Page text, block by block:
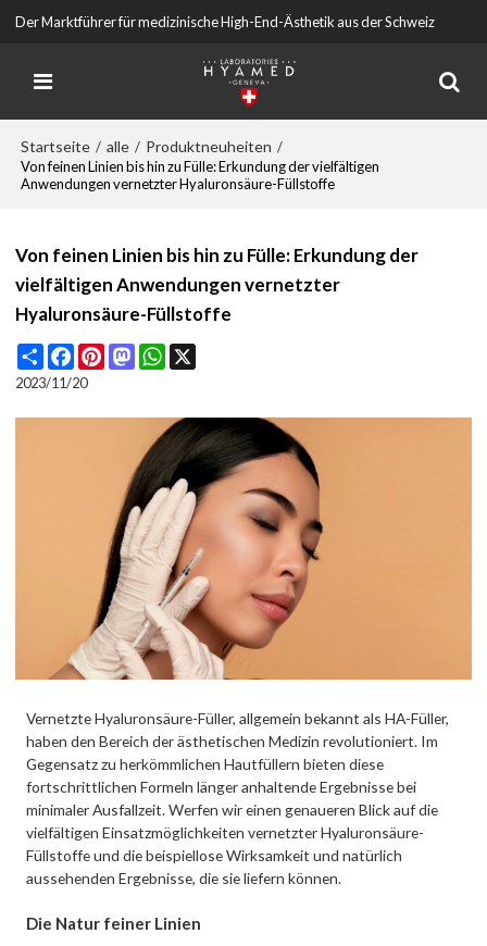
Der Marktführer für medizinische High-End-Ästhetik aus der Schweiz
Startseite / alle / Produktneuheiten /
Von feinen Linien bis hin zu Fülle: Erkundung der vielfältigen
Anwendungen vernetzter Hyaluronsäure-Füllstoffe
Von feinen Linien bis hin zu Fülle: Erkundung der
vielfältigen Anwendungen vernetzter
Hyaluronsäure-Füllstoffe
Share FacebookPinterestMastodonWhatsApp
2023/11/20
Vernetzte Hyaluronsäure-Füller, allgemein bekannt als HA-Füller,
haben den Bereich der ästhetischen Medizin revolutioniert. Im
Gegensatz zu herkömmlichen Hautfüllern bieten diese
fortschrittlichen Formeln länger anhaltende Ergebnisse bei
minimaler Ausfallzeit. Werfen wir einen genaueren Blick auf die
vielfältigen Einsatzmöglichkeiten vernetzter Hyaluronsäure-
Füllstoffe und die beispiellose Wirksamkeit und natürlich
aussehenden Ergebnisse, die sie liefern können.
Die Natur feiner Linien